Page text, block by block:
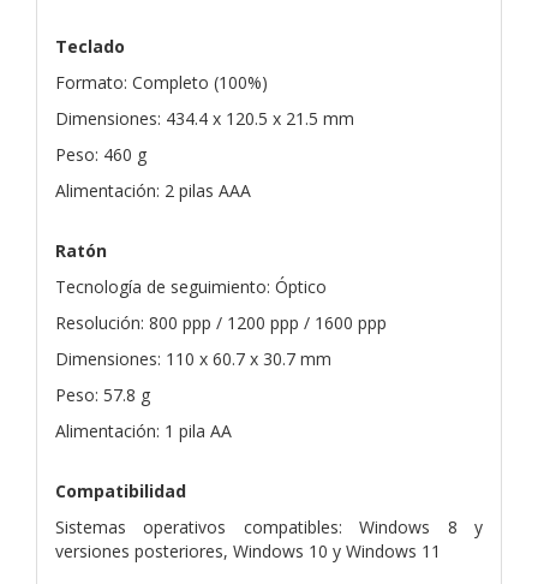
Teclado
Formato: Completo (100%)
Dimensiones: 434.4 x 120.5 x 21.5 mm
Peso: 460 g
Alimentación: 2 pilas AAA
Ratón
Tecnología de seguimiento: Óptico
Resolución: 800 ppp / 1200 ppp / 1600 ppp
Dimensiones: 110 x 60.7 x 30.7 mm
Peso: 57.8 g
Alimentación: 1 pila AA
Compatibilidad
Sistemas operativos compatibles: Windows 8 y
versiones posteriores, Windows 10 y Windows 11